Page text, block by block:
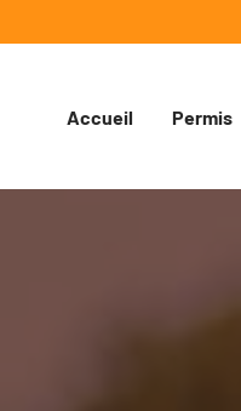
Accueil Permis